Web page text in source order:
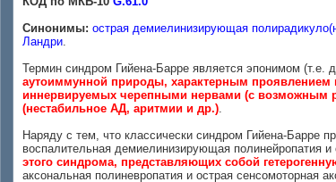
Синонимы: острая демиелинизирующая
Ландри.
Термин синдром Гийена-Барре является эпонимом
аутоиммунной природы, характерным
иннервируемых черепными нервами (с возможным
(нестабильное АД, аритмии и др.).
Наряду с тем, что классически синдром Гийена-Барре
воспалительная демиелинизирующая полинейропатия
этого синдрома, представляющих собой
аксональная полиневропатия и острая сенсомоторная